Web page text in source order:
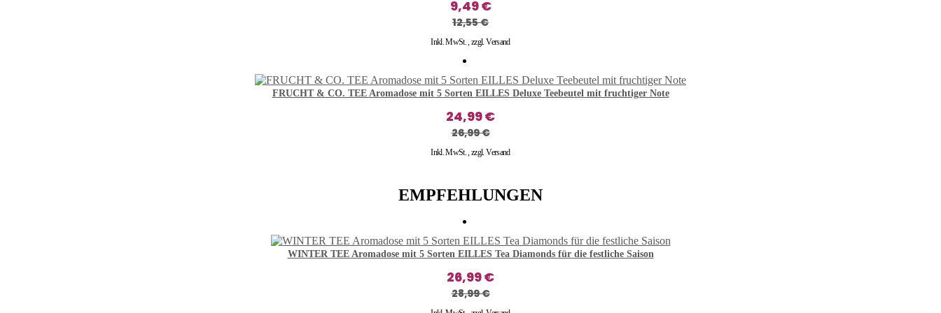
9,49 €
12,55 €
Inkl. MwSt.,zzgl.Versand
FRUCHT & CO. TEE Aromadose mit 5 Sorten EILLES Deluxe Teebeutel mit fruchtiger Note
24,99 €
26,99 €
Inkl. MwSt.,zzgl.Versand
EMPFEHLUNGEN
WINTER TEE Aromadose mit 5 Sorten EILLES Tea Diamonds für die festliche Saison
26,99 €
28,99 €